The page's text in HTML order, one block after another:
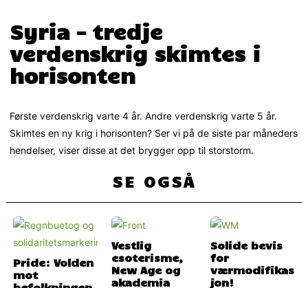
Syria – tredje
verdenskrig skimtes i
horisonten
Første verdenskrig varte 4 år. Andre verdenskrig varte 5 år.
Skimtes en ny krig i horisonten? Ser vi på de siste par måneders
hendelser, viser disse at det brygger opp til storstorm.
SE OGSÅ
Pride: Volden
mot
Vestlig
esoterisme,
New Age og
akademia
Solide bevis
for
værmodifikas
jon!